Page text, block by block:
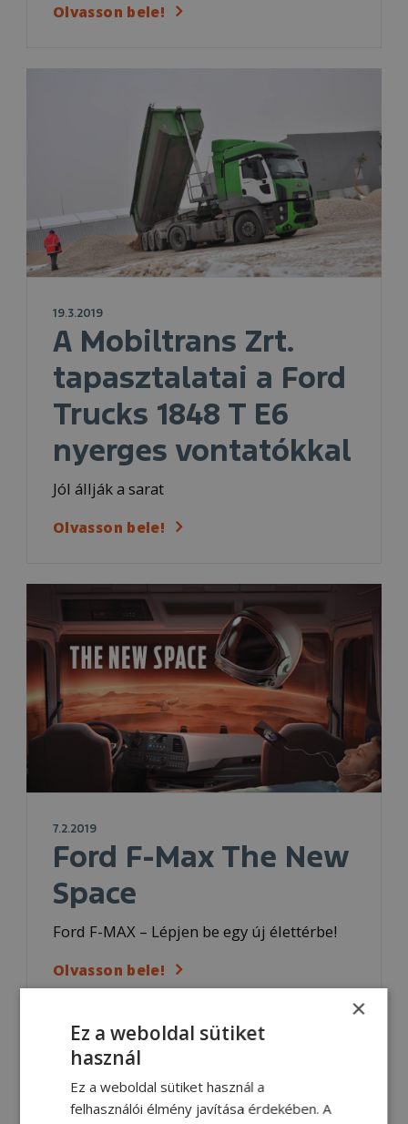
Olvasson bele!
19.3.2019
A Mobiltrans Zrt.
tapasztalatai a Ford
Trucks 1848 T E6
nyerges vontatókkal
Jól állják a sarat
Olvasson bele!
7.2.2019
Ford F-Max The New
Space
Ford F-MAX – Lépjen be egy új élettérbe!
Olvasson bele!
×
Ez a weboldal sütiket
használ
Ez a weboldal sütiket használ a
felhasználói élmény javítása érdekében. A